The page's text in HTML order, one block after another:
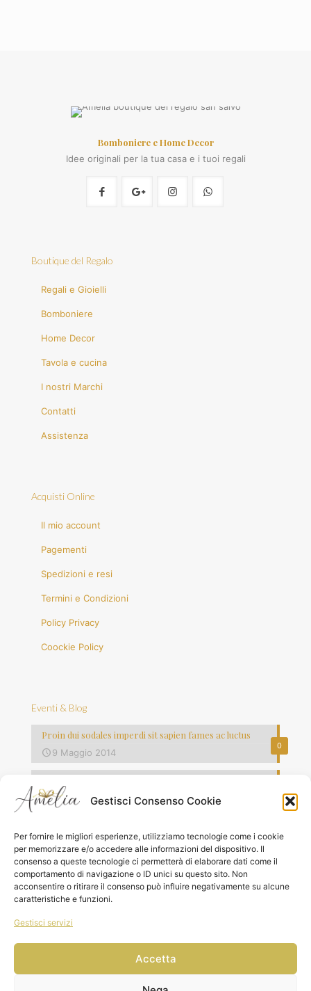
Gestisci Consenso Cookie
Per fornire le migliori esperienze, utilizziamo tecnologie come i cookie
per memorizzare e/o accedere alle informazioni del dispositivo. Il
consenso a queste tecnologie ci permetterà di elaborare dati come il
comportamento di navigazione o ID unici su questo sito. Non
acconsentire o ritirare il consenso può influire negativamente su alcune
caratteristiche e funzioni.
Gestisci servizi
Accetta
Bomboniere e Home Decor
Idee originali per la tua casa e i tuoi regali
Boutique del Regalo
Regali e Gioielli
Bomboniere
Home Decor
Tavola e cucina
I nostri Marchi
Contatti
Assistenza
Acquisti Online
Il mio account
Pagementi
Spedizioni e resi
Termini e Condizioni
Policy Privacy
Coockie Policy
Eventi & Blog
0
Proin dui sodales imperdi sit sapien fames ac luctus
9 Maggio 2014
8 Maggio 2014
0
7 Maggio 2014